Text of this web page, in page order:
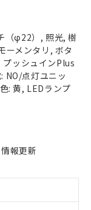
（φ22）, 照光, 樹
ーメンタリ, ボタ
プッシュインPlus
NO/点灯ユニッ
: 黄, LEDランプ
報更新